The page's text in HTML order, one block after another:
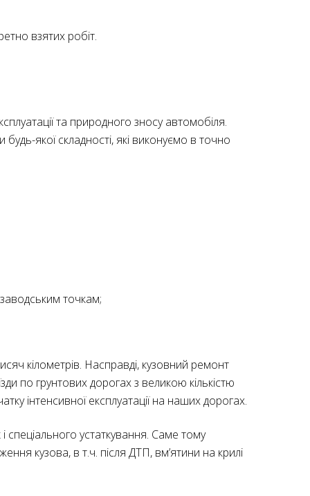
взятих робіт.
та природного зносу автомобіля.
якої складності, які виконуємо в точно
точкам;
кілометрів. Насправді, кузовний ремонт
по грунтових дорогах з великою кількістю
інтенсивної експлуатації на наших дорогах.
спеціального устаткування. Саме тому
кузова, в т.ч. після ДТП, вм’ятини на крилі